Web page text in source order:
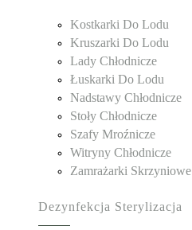
Kostkarki Do Lodu
Kruszarki Do Lodu
Lady Chłodnicze
Łuskarki Do Lodu
Nadstawy Chłodnicze
Stoły Chłodnicze
Szafy Mroźnicze
Witryny Chłodnicze
Zamrażarki Skrzyniowe
Dezynfekcja Sterylizacja